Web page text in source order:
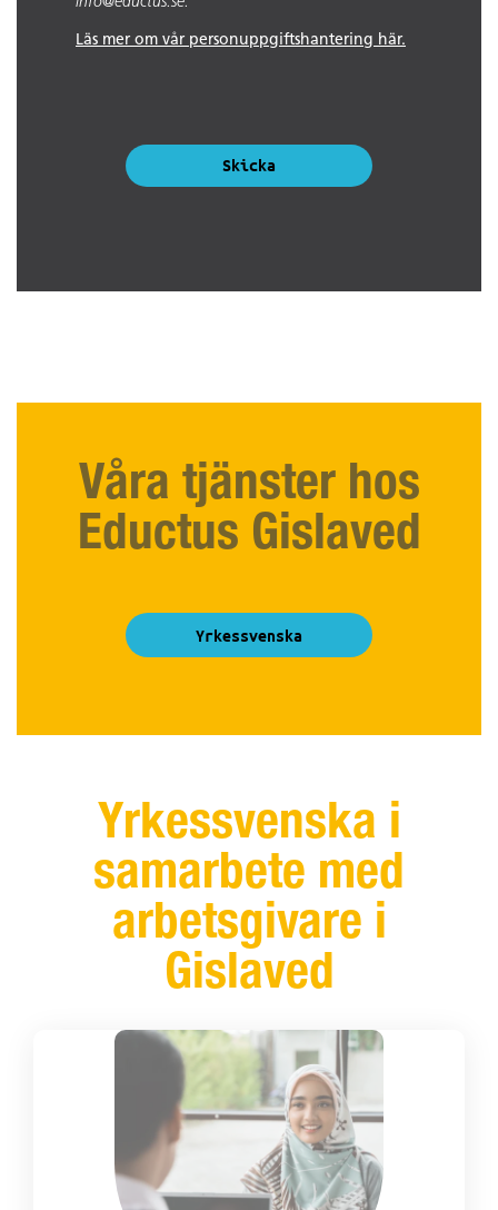
Läs mer om vår personuppgiftshantering här.
Skicka
Våra tjänster hos
Eductus Gislaved
Yrkessvenska
Yrkessvenska i
samarbete med
arbetsgivare i
Gislaved